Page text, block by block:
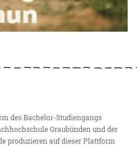
des Bachelor-Studiengangs
Graubünden und der
produzieren auf dieser Plattform